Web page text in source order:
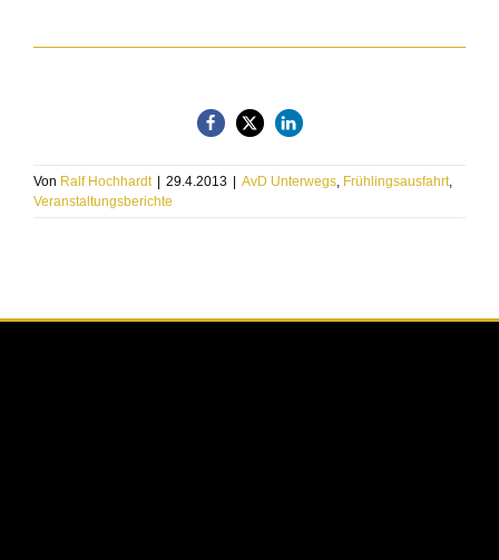
Von Ralf Hochhardt 29.4.2013 AvD Unterwegs, Frühlingsausfahrt,
Veranstaltungsberichte